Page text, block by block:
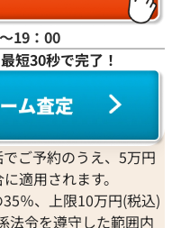
3.31ct
K18 ダイヤモン
参考買取価格
2026年2月11日
19：00
短30秒で完了！
ご予約のうえ、5万円
適用されます。
％、上限10万円(税込)
法令を遵守した範囲内